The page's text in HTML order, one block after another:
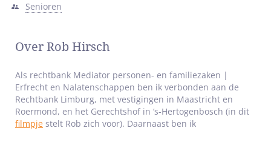
Senioren
Over Rob Hirsch
Als rechtbank Mediator personen- en familiezaken |
Erfrecht en Nalatenschappen ben ik verbonden aan de
Rechtbank Limburg, met vestigingen in Maastricht en
Roermond, en het Gerechtshof in ‘s-Hertogenbosch (in dit
filmpje stelt Rob zich voor). Daarnaast ben ik